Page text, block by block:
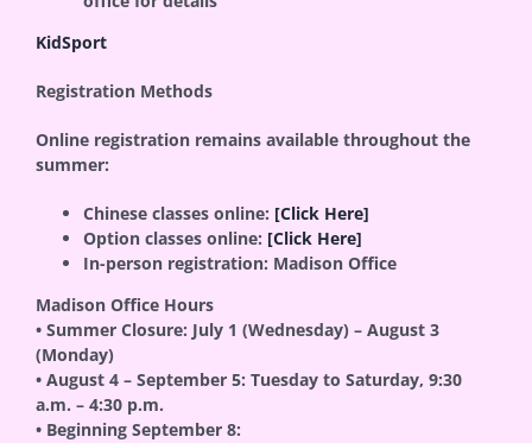
KidSport
Registration Methods
Online registration remains available throughout the
summer:
Chinese classes online: [Click Here]
Option classes online: [Click Here]
In-person registration: Madison Office
Madison Office Hours
• Summer Closure: July 1 (Wednesday) – August 3
(Monday)
• August 4 – September 5: Tuesday to Saturday, 9:30
a.m. – 4:30 p.m.
• Beginning September 8: